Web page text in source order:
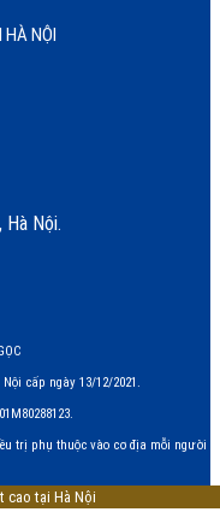
NỘI
Hà Nội.
cấp ngày 13/12/2021.
trị phụ thuộc vào cơ địa mỗi người
cao tại Hà Nội